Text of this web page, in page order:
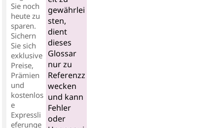
Sie noch
heute zu
sparen.
Sichern
Sie sich
exklusive
Preise,
Prämien
und
kostenlos
e
Expressli
eferunge
gewährlei
sten,
dient
dieses
Glossar
nur zu
Referenzz
wecken
und kann
Fehler
oder